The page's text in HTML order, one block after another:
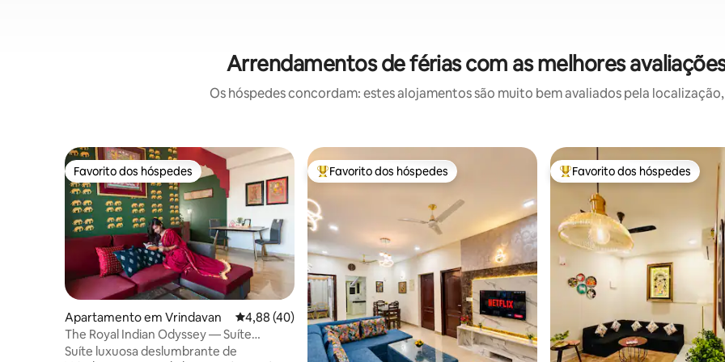
Arrendamentos de férias com as melhores
Os hóspedes concordam: estes alojamentos são muito bem avaliados pela
Favorito dos hóspedes
Favorito dos hóspedes
Apartamento em Vrindavan Classificação média de 4,88 em 5 estrelas, 40avaliações
4,88 (40)
The Royal Indian Odyssey — Suíte
Majestic Luxury
Suíte luxuosa deslumbrante de
Favoritos dos hóspedes mais apreciados
Favorito dos hóspedes Favoritos dos hóspedes mais
Favorito dos hóspedes